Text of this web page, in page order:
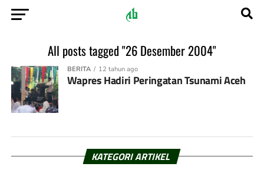
All posts tagged "26 Desember 2004"
BERITA 12 tahun ago
Wapres Hadiri Peringatan Tsunami Aceh
KATEGORI ARTIKEL